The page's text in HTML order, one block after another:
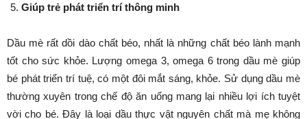
Giúp trẻ phát triển trí thông minh
Dầu mè rất dồi dào chất béo, nhất là những chất béo lành mạnh
tốt cho sức khỏe. Lượng omega 3, omega 6 trong dầu mè giúp
bé phát triển trí tuệ, có một đôi mắt sáng, khỏe. Sử dụng dầu mè
thường xuyên trong chế độ ăn uống mang lại nhiều lợi ích tuyệt
vời cho bé. Đây là loại dầu thực vật nguyên chất mà mẹ không